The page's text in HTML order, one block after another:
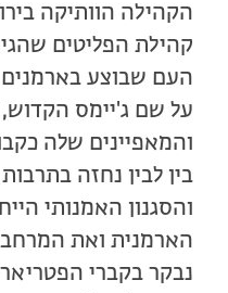
הקהילה הוותיקה
קהילת הפליטים
העם שבוצע
על שם ג'יימס
והמאפיינים שלה
בין לבין נחזה
והסגנון האמנותי
הארמנית ואת
נבקר בקברי